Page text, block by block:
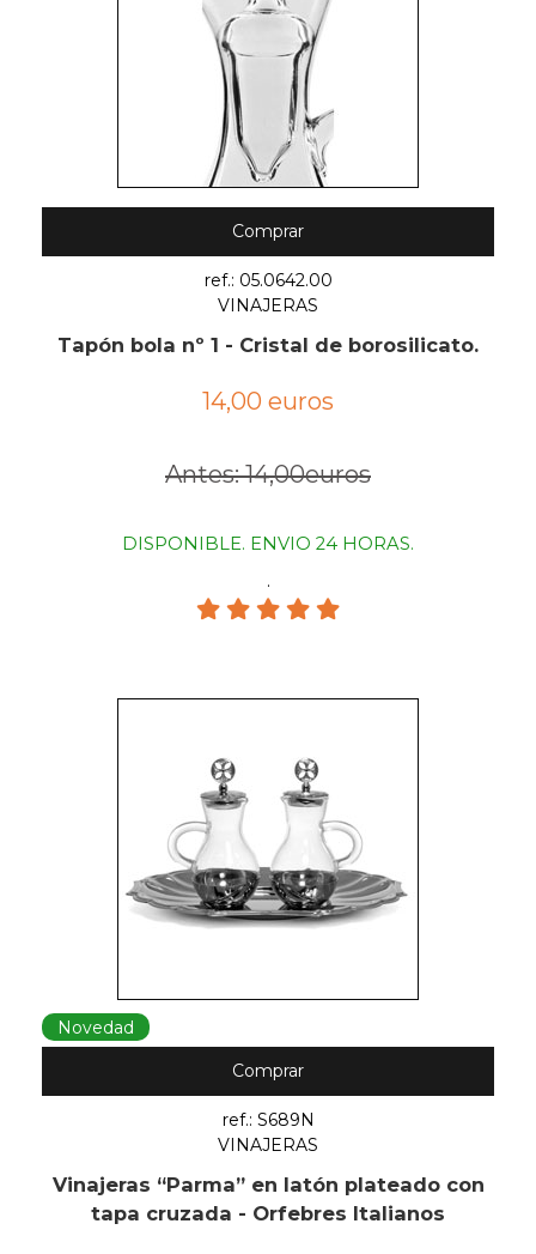
Comprar
ref.: 05.0642.00
VINAJERAS
Tapón bola nº 1 - Cristal de borosilicato.
14,00 euros
Antes: 14,00euros
DISPONIBLE. ENVIO 24 HORAS.
.
Novedad
Comprar
ref.: S689N
VINAJERAS
Vinajeras “Parma” en latón plateado con
tapa cruzada - Orfebres Italianos